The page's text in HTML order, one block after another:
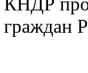
граждан